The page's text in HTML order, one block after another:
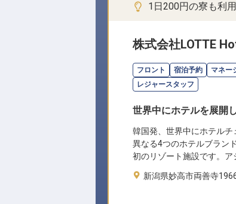
1日200円の寮も利
株式会社LOTTE
フロント 宿泊予約 マネー
レジャースタッフ
世界中にホテルを展開
韓国発、世界中にホテル
異なる4つのホテルブラン
初のリゾート施設です。ア
新潟県妙高市両善寺